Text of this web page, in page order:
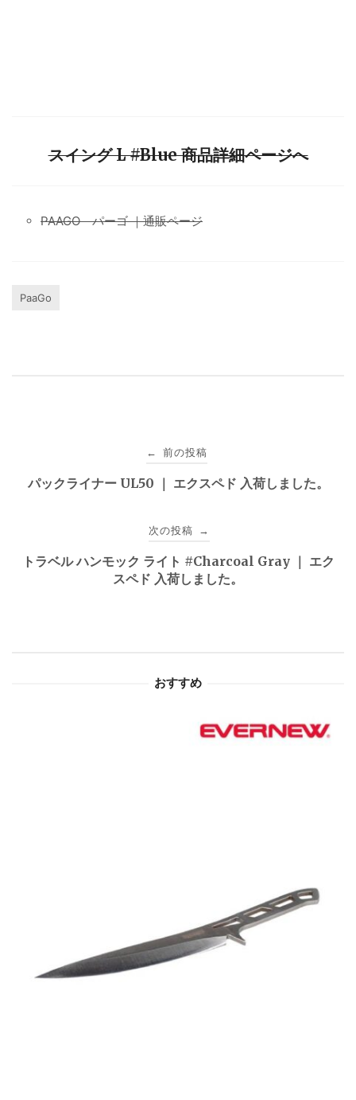
スイング L #Blue 商品詳細ページへ
PAAGO パーゴ ｜通販ページ
PaaGo
ゲ
← 前の投稿
パックライナー UL50 ｜ エクスペド 入荷しました。
次の投稿 →
トラベル ハンモック ライト #Charcoal Gray ｜ エク
スペド 入荷しました。
おすすめ